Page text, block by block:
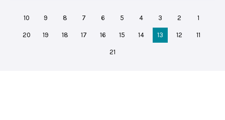
1
2
3
4
5
6
7
8
9
10
11
12
13
14
15
16
17
18
19
20
21